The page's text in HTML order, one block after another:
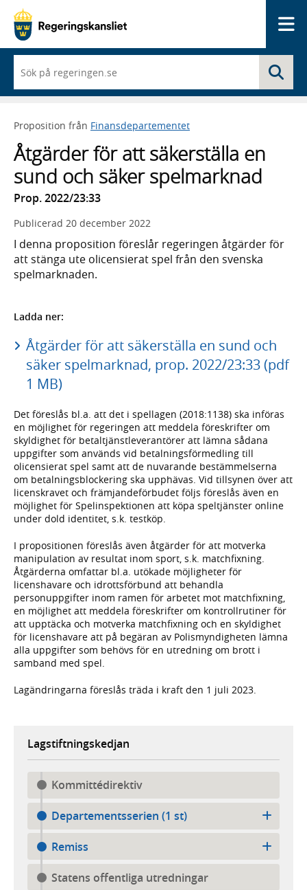
du
börjar
skriva
framträder
en
lista
med
sökförslag
Proposition från Finansdepartementet
Åtgärder för att säkerställa en
sund och säker spelmarknad
Prop. 2022/23:33
Publicerad 20 december 2022
I denna proposition föreslår regeringen åtgärder för
att stänga ute olicensierat spel från den svenska
spelmarknaden.
Ladda ner:
Åtgärder för att säkerställa en sund och
säker spelmarknad, prop. 2022/23:33 (pdf
1 MB)
Det föreslås bl.a. att det i spellagen (2018:1138) ska införas
en möjlighet för regeringen att meddela föreskrifter om
skyldighet för betaltjänstleverantörer att lämna sådana
uppgifter som används vid betalningsförmedling till
olicensierat spel samt att de nuvarande bestämmelserna
om betalningsblockering ska upphävas. Vid tillsynen över att
licenskravet och främjandeförbudet följs föreslås även en
möjlighet för Spelinspektionen att köpa speltjänster online
under dold identitet, s.k. testköp.
I propositionen föreslås även åtgärder för att motverka
manipulation av resultat inom sport, s.k. matchfixning.
Åtgärderna omfattar bl.a. utökade möjligheter för
licenshavare och idrottsförbund att behandla
personuppgifter inom ramen för arbetet mot matchfixning,
en möjlighet att meddela föreskrifter om kontrollrutiner för
att upptäcka och motverka matchfixning och en skyldighet
för licenshavare att på begäran av Polismyndigheten lämna
alla uppgifter som behövs för en utredning om brott i
samband med spel.
Lagändringarna föreslås träda i kraft den 1 juli 2023.
Lagstiftningskedjan
Kommittédirektiv
Departementsserien (1 st)
Remiss
Statens offentliga utredningar